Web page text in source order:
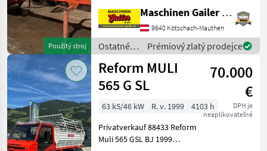
Použitý stroj
modelom Reform Muli 600
SL. Stav tohto zariadenia je
veľmi dobrý. Príďte sa pozr
Maschinen Gailer GmbH
9640 Kötschach-Mauthen
Ostatné
poľnohospodárske
silové
stroje /
Reform
Prémiový zlatý prodejce
Reform MULI
565 G SL
70.000
€
DPH je
neaplikovateľné
63 kS/46 kW R. v. 1999
4103 h
Privatverkauf 88433 Reform
Muli 565 GSL BJ 1999